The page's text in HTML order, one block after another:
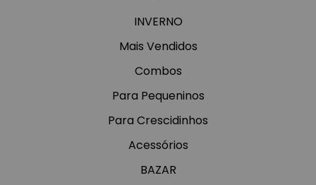
INVERNO
Mais Vendidos
Combos
Para Pequeninos
Para Crescidinhos
Acessórios
BAZAR